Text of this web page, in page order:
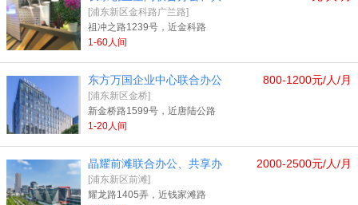
[浦东新区金科路广兰路]
祖冲之路1239号，近金科路
1-60人间
800-1200元/人/月
东方万国企业中心联合办公
[浦东新区金桥]
新金桥路1599号，近唐陆公路
1-20人间
2000-2500元/人/月
晶耀前滩联合办公、共享办
[浦东新区前滩]
耀龙路1405弄，近钱家滩路